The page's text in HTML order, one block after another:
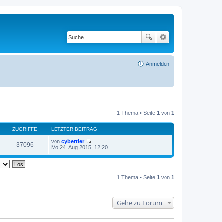
Anmelden
1 Thema • Seite 1 von 1
ZUGRIFFE LETZTER BEITRAG
37096 von cybertier
N
e
u
s
r
Mo 24. Aug 2015, 12:20
1 Thema • Seite 1 von 1
Gehe zu Forum